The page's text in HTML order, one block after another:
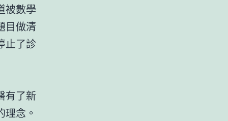
被數學
目做清
止了診
有了新
念。